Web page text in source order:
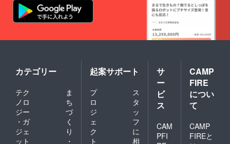
カテゴリー
テク
ノロ
ジー
・ガ
ジェ
ット
ま
ち
づ
く
り
・
起案サポート
プ
ロ
ジ
ェ
ク
ト
ス
タ
ッ
フ
に
相
サ
ー
ビ
ス
CAM
PFI
CAMP
FIRE
につい
て
CAMP
FIREと